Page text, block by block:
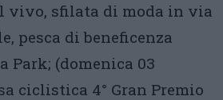
vivo, sfilata di moda in via
pesca di beneficenza
Park; (domenica 03
ciclistica 4° Gran Premio